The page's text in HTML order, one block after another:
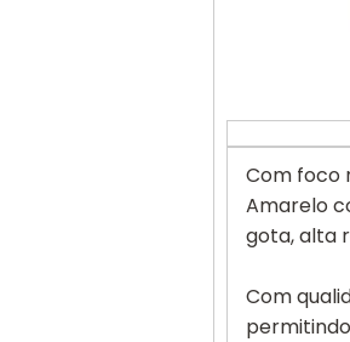
Com foco
Amarelo
gota, alta
Com